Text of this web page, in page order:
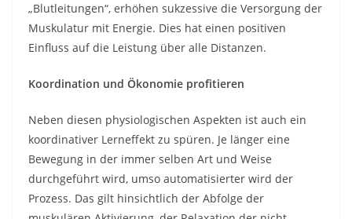
„Blutleitungen“, erhöhen sukzessive die Versorgung der
Muskulatur mit Energie. Dies hat einen positiven
Einfluss auf die Leistung über alle Distanzen.
Koordination und Ökonomie profitieren
Neben diesen physiologischen Aspekten ist auch ein
koordinativer Lerneffekt zu spüren. Je länger eine
Bewegung in der immer selben Art und Weise
durchgeführt wird, umso automatisierter wird der
Prozess. Das gilt hinsichtlich der Abfolge der